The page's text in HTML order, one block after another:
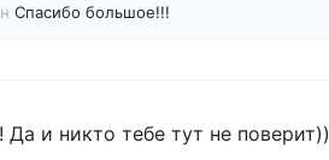
Спасибо большое!!!
и никто тебе тут не поверит))